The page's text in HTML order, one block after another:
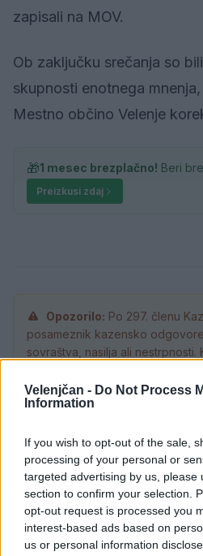
Velenjčan - Do Not Process
Information
If you wish to opt-out of the sale,
processing of your personal or
targeted advertising by us, please
section to confirm your selection.
opt-out request is processed you
interest-based ads based on
us or personal information
zapisali na MOV.
Ob zaključku srečanja so
skupnosti enotnega
Mestno občino Velenje
🎁1 mesec brezplačno! Beri
Preizkusi zdaj
Opozorilo: Po 297. členu
posameznik kazensko
sovraštva, nasilja ali nestrpnosti.
bodo odstranjeni. Pravila
Failed to fetch
Prihajajoči dogodki
AVG Odiseja
19:00
AVG Obišči Vilo Čira-Čara